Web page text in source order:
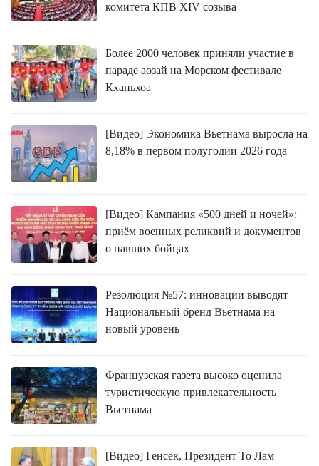
комитета КПВ XIV созыва
Более 2000 человек приняли участие в
параде аозай на Морском фестивале
Кханьхоа
[Видео] Экономика Вьетнама выросла на
8,18% в первом полугодии 2026 года
[Видео] Кампания «500 дней и ночей»:
приём военных реликвий и документов
о павших бойцах
Резолюция №57: инновации выводят
Национальный бренд Вьетнама на
новый уровень
Французская газета высоко оценила
туристическую привлекательность
Вьетнама
[Видео] Генсек, Президент То Лам